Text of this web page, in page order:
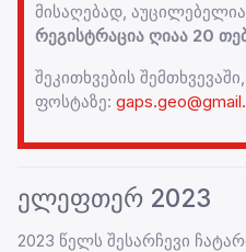
მისაღებად,
რეგისტრაცია ღიაა 20
შეკითხვების
ფოსტაზე:
ელეფთერ 2023
2023 წელს შესარჩევი